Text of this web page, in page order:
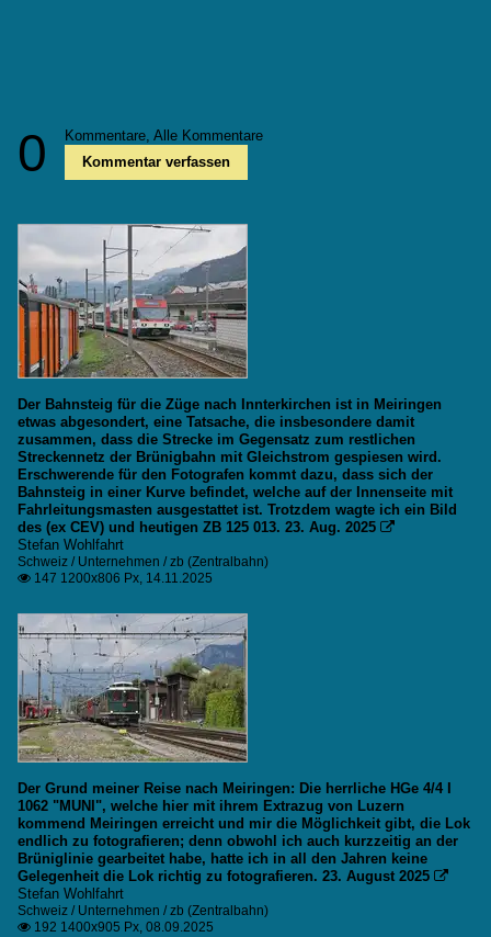
0 Kommentare, Alle Kommentare
Kommentar verfassen
Der Bahnsteig für die Züge nach Innterkirchen ist in Meiringen
etwas abgesondert, eine Tatsache, die insbesondere damit
zusammen, dass die Strecke im Gegensatz zum restlichen
Streckennetz der Brünigbahn mit Gleichstrom gespiesen wird.
Erschwerende für den Fotografen kommt dazu, dass sich der
Bahnsteig in einer Kurve befindet, welche auf der Innenseite mit
Fahrleitungsmasten ausgestattet ist. Trotzdem wagte ich ein Bild
des (ex CEV) und heutigen ZB 125 013. 23. Aug. 2025

Stefan Wohlfahrt
Schweiz / Unternehmen / zb (Zentralbahn)
 147 1200x806 Px, 14.11.2025
Der Grund meiner Reise nach Meiringen: Die herrliche HGe 4/4 I
1062 "MUNI", welche hier mit ihrem Extrazug von Luzern
kommend Meiringen erreicht und mir die Möglichkeit gibt, die Lok
endlich zu fotografieren; denn obwohl ich auch kurzzeitig an der
Brüniglinie gearbeitet habe, hatte ich in all den Jahren keine
Gelegenheit die Lok richtig zu fotografieren. 23. August 2025

Stefan Wohlfahrt
Schweiz / Unternehmen / zb (Zentralbahn)
 192 1400x905 Px, 08.09.2025